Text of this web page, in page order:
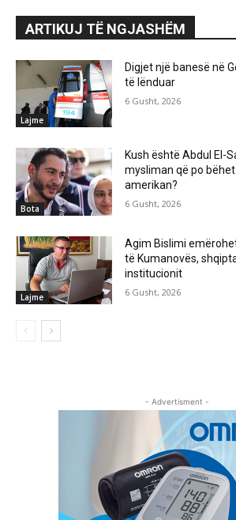
ARTIKUJ TË NGJASHËM
Lajme
Digjet një banesë në
të lënduar
6 Gusht, 2026
Bota
Kush është Abdul El-
mysliman që po
amerikan?
6 Gusht, 2026
Lajme
Agim Bislimi
të Kumanovës,
institucionit
6 Gusht, 2026
- Advertisment -